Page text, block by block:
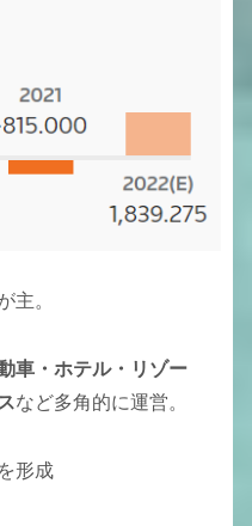
主。
車・ホテル・リゾー
など多角的に運営。
形成